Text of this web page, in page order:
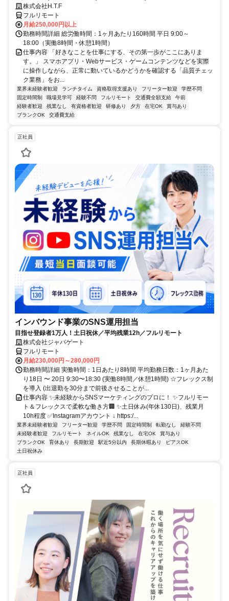
株式会社H.T.F
フルリモート
月給250,000円以上
勤務時間詳細 総労働時間：1ヶ月あたり160時間 平日 9:00～
18:00（実働8時間・休憩1時間）
仕事内容 「好きなことを仕事にする、その第一歩がここにありま
す。」 スマホアプリ・Webサービス・ゲームコンテンツなどを実際
に操作しながら、正常に動いているかどうかを確認する「品質チェッ
ク業務」をお...
業界未経験者歓迎 ランチタイム 資格取得支援あり フリーター歓迎
学歴不問
固定時間制
職場見学可 経験不問 フルリモート 交通費全額支給
午前
経験者歓迎
残業なし 有資格者歓迎 研修あり 夕方 在宅OK
賞与あり
ブランクOK
交通費支給
正社員
インバウンド事業のSNS運用担当
目指せ登録者1万人！土日祝休／平均残業12h／フルリモート
株式会社ジャパゲート
フルリモート
月給230,000円～280,000円
勤務時間詳細 実働時間：1日あたり8時間 平均勤務日数：1ヶ月あた
り18日 〜 20日 9:30〜18:30 (実働8時間／休憩1時間) ☆フレックス制
を導入 (出退勤を30分まで前後させることが...
仕事内容 ✨未経験からSNSマーケティングのプロに！ ✨フルリモー
ト＆フレックスで柔軟な働き方🏢 ✨土日休み(年休130日)、残業月
10h程度 ✅Instagramアカウント ↓ https:/...
業界未経験者歓迎 フリーター歓迎 学歴不問 固定時間制 転勤なし
経験不問
未経験者歓迎
フルリモート ネイルOK 残業なし 在宅OK
賞与あり
ブランクOK
育休あり 長期歓迎 駅近5分以内 長期休暇あり
ピアスOK
土日祝休み
正社員